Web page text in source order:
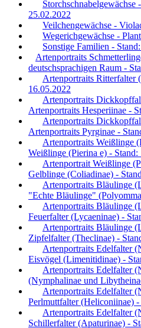
Storchschnabelgewächse
25.02.2022
Veilchengewächse -
Wegerichgewächse -
Sonstige Familien -
Artenportraits
deutschsprachigen Raum -
Artenportraits Ritterfalter
16.05.2022
Artenportraits
Artenportraits Hesperiinae -
Artenportraits
Artenportraits Pyrginae -
Artenportraits Weißlinge
Weißlinge (Pierina e) - Stand:
Artenportrait Weißlinge
Gelblinge (Coliadinae) -
Artenportraits Bläulinge
"Echte Bläulinge"
Artenportraits Bläulinge
Feuerfalter (Lycaeninae) -
Artenportraits Bläulinge
Zipfelfalter (Theclinae) -
Artenportraits Edelfalter
Eisvögel (Limenitidinae) -
Artenportraits Edelfalter
(Nymphalinae und
Artenportraits Edelfalter
Perlmuttfalter (Heliconiinae)
Artenportraits Edelfalter
Schillerfalter (Apaturinae) -